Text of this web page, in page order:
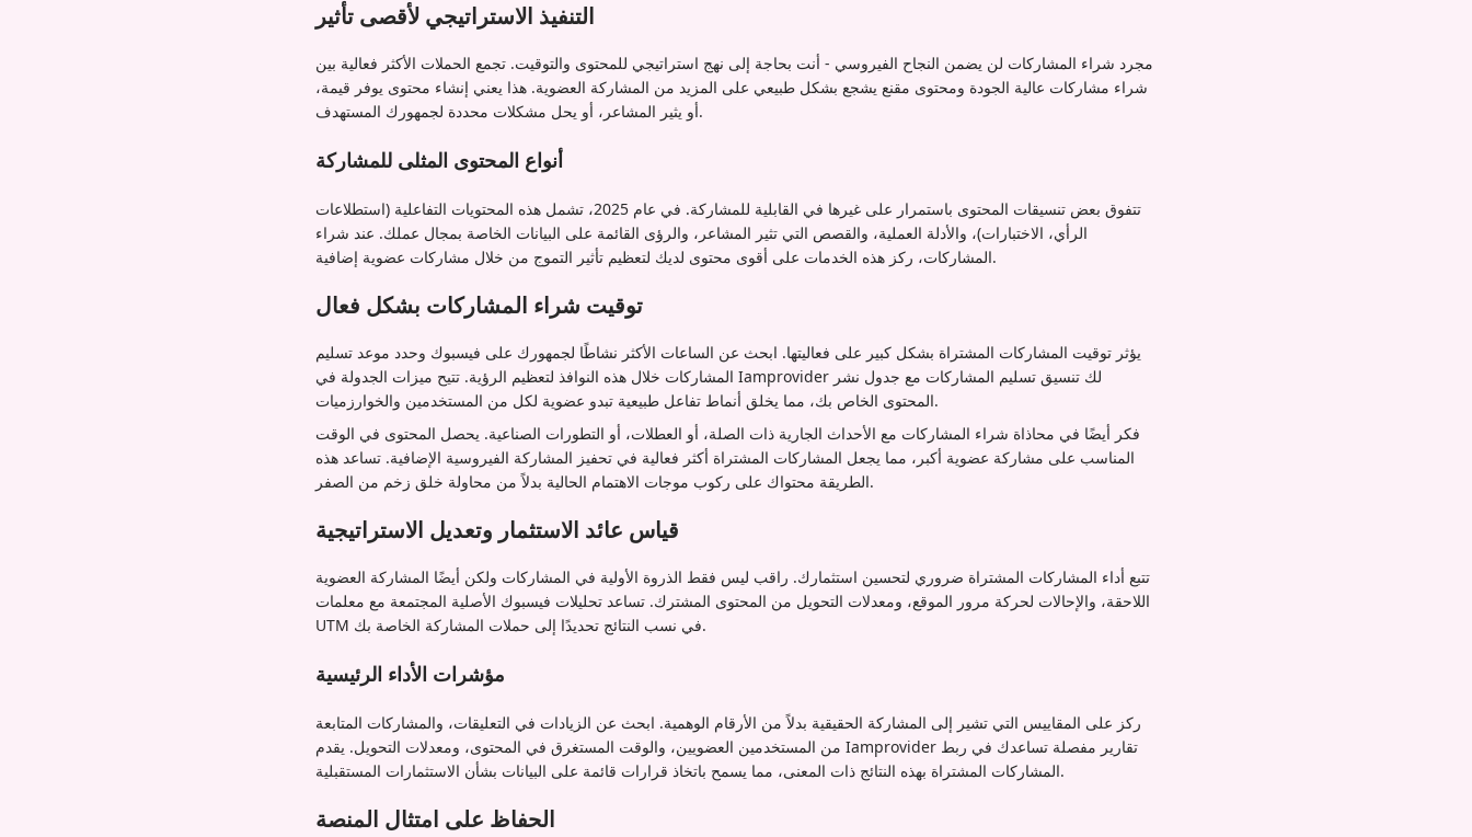
التنفيذ الاستراتيجي لأقصى تأثير
مجرد شراء المشاركات لن يضمن النجاح الفيروسي - أنت بحاجة إلى نهج استراتيجي للمحتوى والتوقيت. تجمع الحملات الأكثر فعالية بين
شراء مشاركات عالية الجودة ومحتوى مقنع يشجع بشكل طبيعي على المزيد من المشاركة العضوية. هذا يعني إنشاء محتوى يوفر قيمة،
أو يثير المشاعر، أو يحل مشكلات محددة لجمهورك المستهدف.
أنواع المحتوى المثلى للمشاركة
تتفوق بعض تنسيقات المحتوى باستمرار على غيرها في القابلية للمشاركة. في عام 2025، تشمل هذه المحتويات التفاعلية (استطلاعات
الرأي، الاختبارات)، والأدلة العملية، والقصص التي تثير المشاعر، والرؤى القائمة على البيانات الخاصة بمجال عملك. عند شراء
المشاركات، ركز هذه الخدمات على أقوى محتوى لديك لتعظيم تأثير التموج من خلال مشاركات عضوية إضافية.
توقيت شراء المشاركات بشكل فعال
يؤثر توقيت المشاركات المشتراة بشكل كبير على فعاليتها. ابحث عن الساعات الأكثر نشاطًا لجمهورك على فيسبوك وحدد موعد تسليم
المشاركات خلال هذه النوافذ لتعظيم الرؤية. تتيح ميزات الجدولة في Iamprovider لك تنسيق تسليم المشاركات مع جدول نشر
المحتوى الخاص بك، مما يخلق أنماط تفاعل طبيعية تبدو عضوية لكل من المستخدمين والخوارزميات.
فكر أيضًا في محاذاة شراء المشاركات مع الأحداث الجارية ذات الصلة، أو العطلات، أو التطورات الصناعية. يحصل المحتوى في الوقت
المناسب على مشاركة عضوية أكبر، مما يجعل المشاركات المشتراة أكثر فعالية في تحفيز المشاركة الفيروسية الإضافية. تساعد هذه
الطريقة محتواك على ركوب موجات الاهتمام الحالية بدلاً من محاولة خلق زخم من الصفر.
قياس عائد الاستثمار وتعديل الاستراتيجية
تتبع أداء المشاركات المشتراة ضروري لتحسين استثمارك. راقب ليس فقط الذروة الأولية في المشاركات ولكن أيضًا المشاركة العضوية
اللاحقة، والإحالات لحركة مرور الموقع، ومعدلات التحويل من المحتوى المشترك. تساعد تحليلات فيسبوك الأصلية المجتمعة مع معلمات
UTM في نسب النتائج تحديدًا إلى حملات المشاركة الخاصة بك.
مؤشرات الأداء الرئيسية
ركز على المقاييس التي تشير إلى المشاركة الحقيقية بدلاً من الأرقام الوهمية. ابحث عن الزيادات في التعليقات، والمشاركات المتابعة
من المستخدمين العضويين، والوقت المستغرق في المحتوى، ومعدلات التحويل. يقدم Iamprovider تقارير مفصلة تساعدك في ربط
المشاركات المشتراة بهذه النتائج ذات المعنى، مما يسمح باتخاذ قرارات قائمة على البيانات بشأن الاستثمارات المستقبلية.
الحفاظ على امتثال المنصة